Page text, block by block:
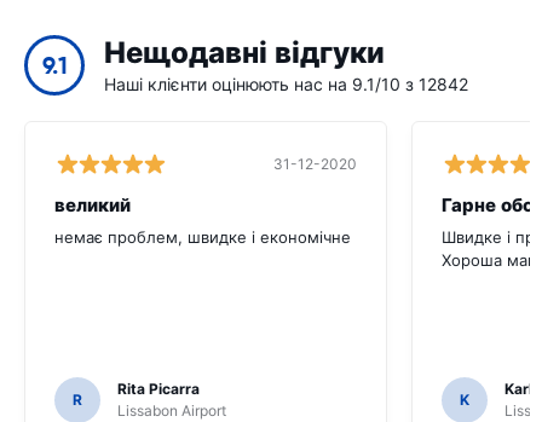
9.1 Нещодавні відгуки
Наші клієнти оцінюють нас на 9.1/10 з 12842
31-12-2020
великий
немає проблем, швидке і економічне
R
Rita Picarra
Lissabon Airport
Гарне
Швидке і
Хороша
K
Karl